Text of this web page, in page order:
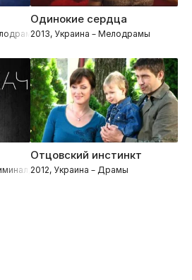
Одинокие сердца
2013, Украина – Мелодрамы
Боевики, Детективы, Процедуралы
Отцовский инстинкт
2012, Украина – Драмы